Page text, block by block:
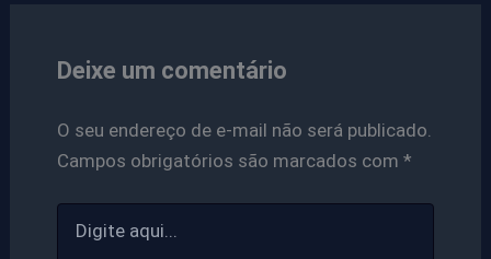
Deixe um comentário
O seu endereço de e-mail não será publicado.
Campos obrigatórios são marcados com *
aqui...